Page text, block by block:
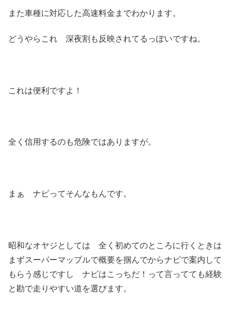
また車種に対応した高速料金までわかります。
どうやらこれ 深夜割も反映されてるっぽいですね。
これは便利ですよ！
全く信用するのも危険ではありますが。
まぁ ナビってそんなもんです。
昭和なオヤジとしては 全く初めてのところに行くときは
まずスーパーマップルで概要を掴んでからナビで案内して
もらう感じですし ナビはこっちだ！って言ってても経験
と勘で走りやすい道を選びます。